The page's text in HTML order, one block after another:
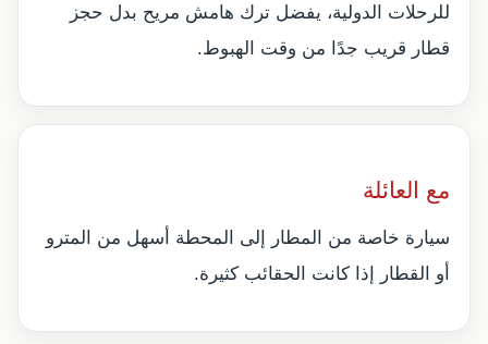
للرحلات الدولية، يفضل ترك هامش مريح بدل حجز
قطار قريب جدًا من وقت الهبوط.
مع العائلة
سيارة خاصة من المطار إلى المحطة أسهل من المترو
أو القطار إذا كانت الحقائب كثيرة.